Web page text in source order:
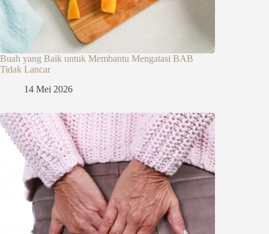
Buah yang Baik untuk Membantu Mengatasi BAB
Tidak Lancar
14 Mei 2026